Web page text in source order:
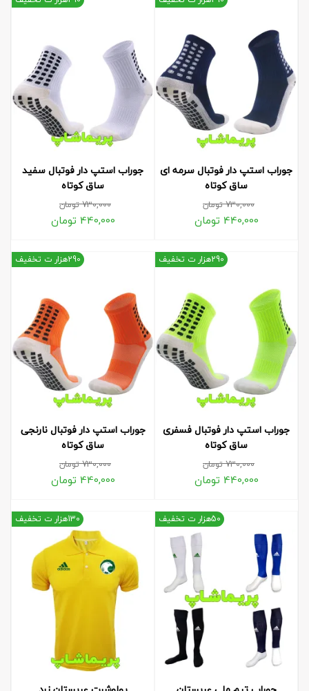
جوراب استپ دار فوتبال سرمه ای
ساق کوتاه
730,000تومان
440,000 تومان
جوراب استپ دار فوتبال سفید
ساق کوتاه
730,000تومان
440,000 تومان
جوراب استپ دار فوتبال فسفری
ساق کوتاه
730,000تومان
440,000 تومان
290هزار ت تخفیف
جوراب استپ دار فوتبال نارنجی
ساق کوتاه
730,000تومان
440,000 تومان
290هزار ت تخفیف
50هزار ت تخفیف 130هزار ت تخفیف